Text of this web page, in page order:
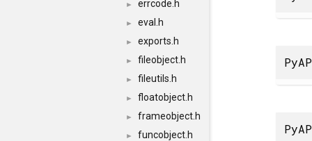
► errcode.h
► eval.h
► exports.h
► fileobject.h
► fileutils.h
► floatobject.h
► frameobject.h
► funcobject.h